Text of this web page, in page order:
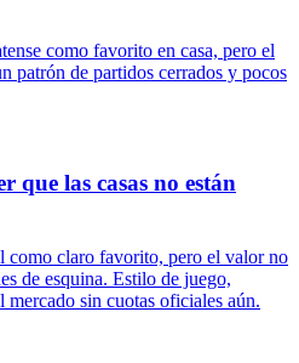
como favorito en casa, pero el
patrón de partidos cerrados y pocos
que las casas no están
como claro favorito, pero el valor no
de esquina. Estilo de juego,
sin cuotas oficiales aún.